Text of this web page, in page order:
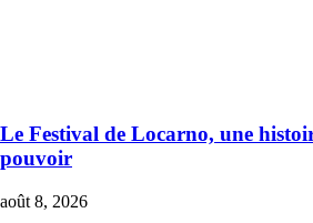
Le Festival de Locarno, une
pouvoir
août 8, 2026